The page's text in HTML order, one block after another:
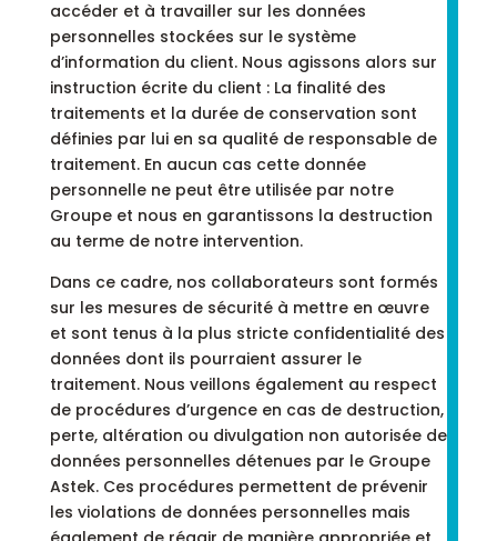
accéder et à travailler sur les données
personnelles stockées sur le système
d’information du client. Nous agissons alors sur
instruction écrite du client : La finalité des
traitements et la durée de conservation sont
définies par lui en sa qualité de responsable de
traitement. En aucun cas cette donnée
personnelle ne peut être utilisée par notre
Groupe et nous en garantissons la destruction
au terme de notre intervention.
Dans ce cadre, nos collaborateurs sont formés
sur les mesures de sécurité à mettre en œuvre
et sont tenus à la plus stricte confidentialité des
données dont ils pourraient assurer le
traitement. Nous veillons également au respect
de procédures d’urgence en cas de destruction,
perte, altération ou divulgation non autorisée de
données personnelles détenues par le Groupe
Astek. Ces procédures permettent de prévenir
les violations de données personnelles mais